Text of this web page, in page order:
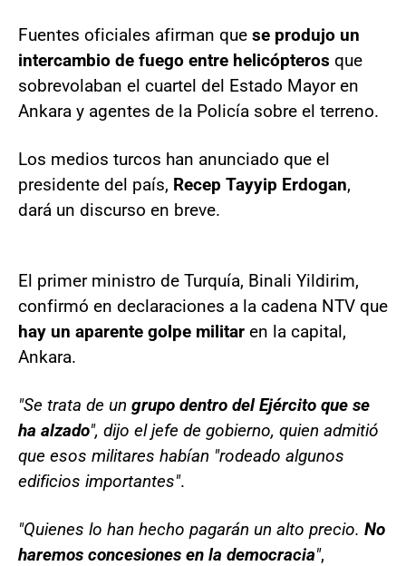
Fuentes oficiales afirman que se produjo un
intercambio de fuego entre helicópteros que
sobrevolaban el cuartel del Estado Mayor en
Ankara y agentes de la Policía sobre el terreno.
Los medios turcos han anunciado que el
presidente del país, Recep Tayyip Erdogan,
dará un discurso en breve.
El primer ministro de Turquía, Binali Yildirim,
confirmó en declaraciones a la cadena NTV que
hay un aparente golpe militar en la capital,
Ankara.
"Se trata de un grupo dentro del Ejército que se
ha alzado", dijo el jefe de gobierno, quien admitió
que esos militares habían "rodeado algunos
edificios importantes".
"Quienes lo han hecho pagarán un alto precio. No
haremos concesiones en la democracia",